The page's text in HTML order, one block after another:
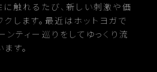
触れるたび、新しい刺激や価
します。最近はホットヨガで
ンティー巡りをしてゆっくり流
す。